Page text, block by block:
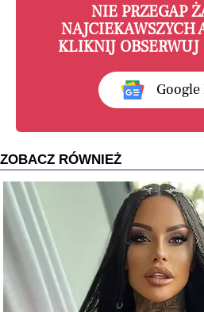
NIE PRZEGAP
NAJCIEKAWSZYCH
KLIKNIJ
Google
ZOBACZ RÓWNIEŻ